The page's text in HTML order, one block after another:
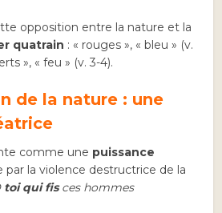
opposition entre la nature et la
quatrain : « rouges », « bleu » (v.
», « feu » (v. 3-4).
de la nature : une
comme une puissance
par la violence destructrice de la
toi qui fisces hommes